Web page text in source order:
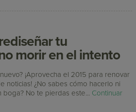
tu
morir en el intento
¡Aprovecha el 2015 para renovar
noticias! ¿No sabes cómo hacerlo ni
No te pierdas este... Continuar